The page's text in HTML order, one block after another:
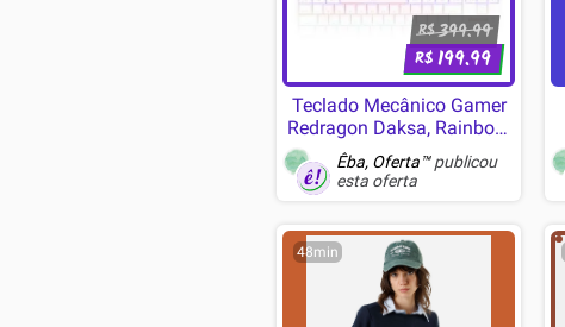
R$399.99
R$199.99
Teclado Mecânico Gamer
Redragon Daksa, Rainbow,
Switch Blue, ABNT2, Rosa e
Branco - K576PW-R (PT-
Êba, Oferta™publicou
esta oferta
48min